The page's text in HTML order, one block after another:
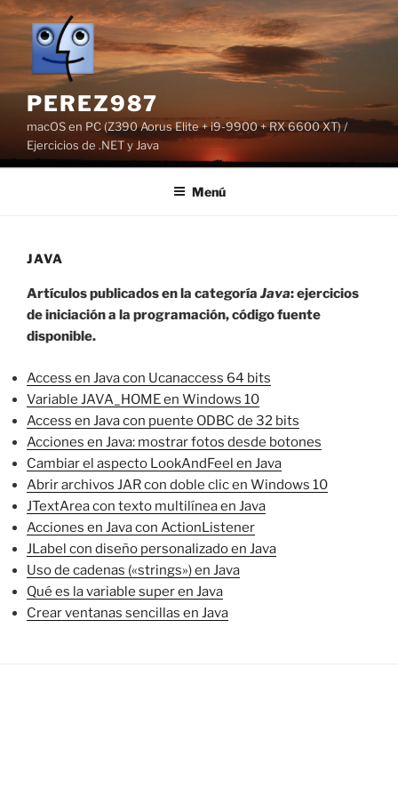
Saltar
contenido
PEREZ987
macOS en PC (Z390 Aorus Elite + i9-9900 + RX 6600 XT) /
Ejercicios de .NET y Java
Menú
JAVA
Artículos publicados en la categoría Java: ejercicios
de iniciación a la programación, código fuente
disponible.
Access en Java con Ucanaccess 64 bits
Variable JAVA_HOME en Windows 10
Access en Java con puente ODBC de 32 bits
Acciones en Java: mostrar fotos desde botones
Cambiar el aspecto LookAndFeel en Java
Abrir archivos JAR con doble clic en Windows 10
JTextArea con texto multilínea en Java
Acciones en Java con ActionListener
JLabel con diseño personalizado en Java
Uso de cadenas («strings») en Java
Qué es la variable super en Java
Crear ventanas sencillas en Java